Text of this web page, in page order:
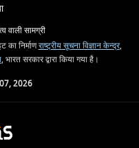
वाली सामग्री
का निर्माणराष्ट्रीय सूचना विज्ञान केन्द्र,
, भारत सरकार द्वारा किया गया है।
2026